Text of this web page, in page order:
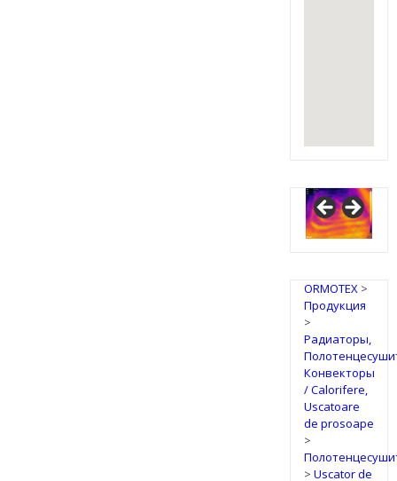
ORMOTEX>
Продукция
>
Радиаторы,
Конвекторы
/ Calorifere,
Uscatoare
de prosoape
>
> Uscator de